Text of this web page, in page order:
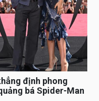
định phong
bá Spider-Man